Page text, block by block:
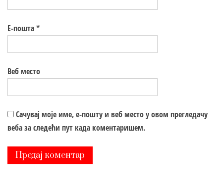
Е-пошта*
Веб место
Сачувај моје име, е-пошту и веб место у овом прегледачу
веба за следећи пут када коментаришем.